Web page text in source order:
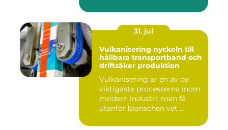
31. jul
Vulkanisering nyckeln till
hållbara transportband och
driftsäker produktion
Vulkanisering är en av de
viktigaste processerna inom
modern industri, men få
utanför branschen vet ...